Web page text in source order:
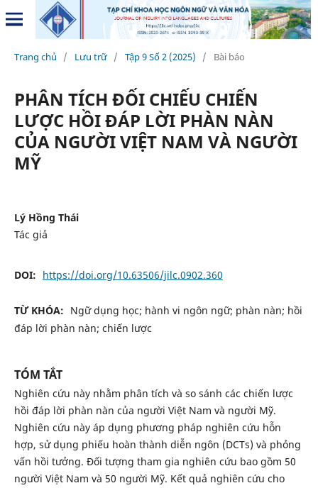
Trang chủ / Lưu trữ / Tập 9 Số 2 (2025) / Bài báo
PHÂN TÍCH ĐỐI CHIẾU CHIẾN
LƯỢC HỒI ĐÁP LỜI PHÀN NÀN
CỦA NGƯỜI VIỆT NAM VÀ NGƯỜI
MỸ
Lý Hồng Thái
Tác giả
DOI: https://doi.org/10.63506/jilc.0902.360
TỪ KHÓA: Ngữ dụng học; hành vi ngôn ngữ; phàn nàn; hồi
đáp lời phàn nàn; chiến lược
TÓM TẮT
Nghiên cứu này nhằm phân tích và so sánh các chiến lược
hồi đáp lời phàn nàn của người Việt Nam và người Mỹ.
Nghiên cứu này áp dụng phương pháp nghiên cứu hỗn
hợp, sử dụng phiếu hoàn thành diễn ngôn (DCTs) và phỏng
vấn hồi tưởng. Đối tượng tham gia nghiên cứu bao gồm 50
người Việt Nam và 50 người Mỹ. Kết quả nghiên cứu cho